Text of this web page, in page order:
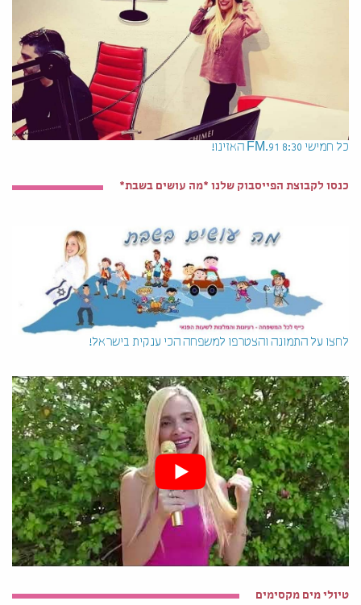
כל חמישי 8:30 91.FM האזינו!
כנסו לקבוצת הפייסבוק שלנו *מה עושים בשבת*
לחצו על התמונה והצטרפו למשפחה הכי ענקית בישראל!
טיולי מים מקסימים